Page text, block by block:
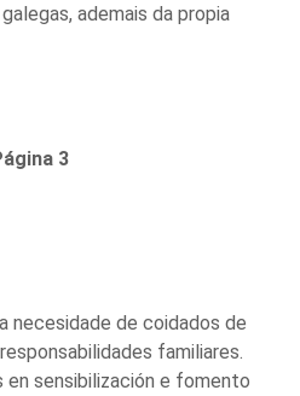
ademais da propia
3
necesidade de coidados de
familiares.
en sensibilización e fomento